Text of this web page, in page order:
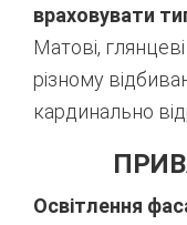
враховувати
Матові,
різному
кардинально
Освітлення